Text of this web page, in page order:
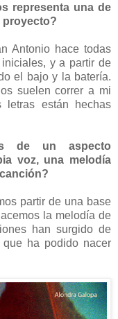
representa una de
proyecto?
Antonio hace todas
y a partir de
el bajo y la batería.
suelen correr a mi
letras están hechas
de un aspecto
voz, una melodía
partir de una base
la melodía de
han surgido de
ha podido nacer